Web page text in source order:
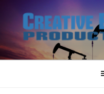
content